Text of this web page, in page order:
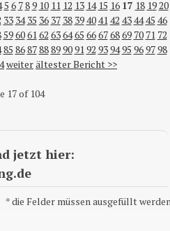
5 6 789 10 11 12 13 14 15 16 17 18 1920
33 34 35 36 37 38 39404142 434445 46
59606162 636465 66676869 70 71 72
85 86878889909192 939495 969798
weiterältester Bericht >>
17 of 104
jetzt hier:
*die Felder müssen ausgefüllt